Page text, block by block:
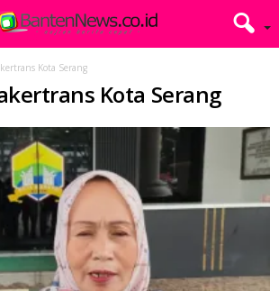
Kota Serang
Kota Serang